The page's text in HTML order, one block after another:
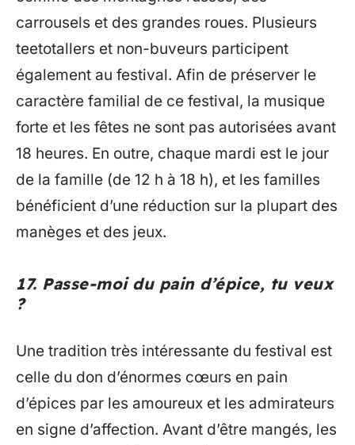
carrousels et des grandes roues. Plusieurs
teetotallers et non-buveurs participent
également au festival. Afin de préserver le
caractère familial de ce festival, la musique
forte et les fêtes ne sont pas autorisées avant
18 heures. En outre, chaque mardi est le jour
de la famille (de 12 h à 18 h), et les familles
bénéficient d’une réduction sur la plupart des
manèges et des jeux.
17. Passe-moi du pain d’épice, tu veux
?
Une tradition très intéressante du festival est
celle du don d’énormes cœurs en pain
d’épices par les amoureux et les admirateurs
en signe d’affection. Avant d’être mangés, les